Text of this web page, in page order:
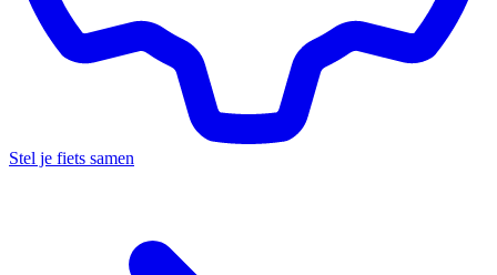
Stel je fiets samen